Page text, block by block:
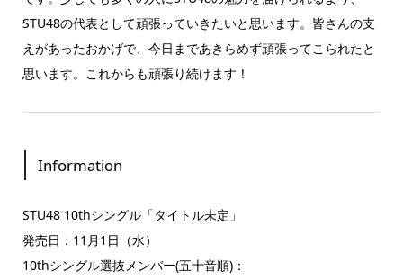
STU48の代表として頑張っていきたいと思います。皆さんの支
えがあったおかげで、今日まであきらめず頑張ってこられたと
思います。これからも頑張り続けます！
Information
STU48 10thシングル「タイトル未定」
発売日：11月1日（水）
10thシングル選抜メンバー(五十音順)：